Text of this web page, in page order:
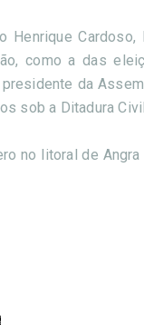
Henrique
como a das
da
sob a Ditadura
no litoral de